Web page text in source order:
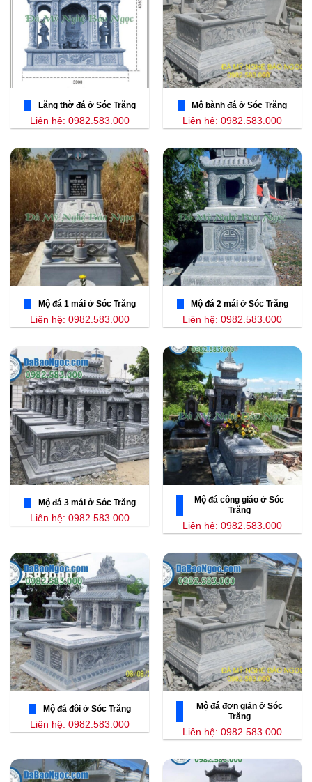
Lăng thờ đá ở Sóc Trăng
Liên hệ: 0982.583.000
Mộ bành đá ở Sóc Trăng
Liên hệ: 0982.583.000
Mộ đá 1 mái ở Sóc Trăng
Liên hệ: 0982.583.000
Mộ đá 2 mái ở Sóc Trăng
Liên hệ: 0982.583.000
Mộ đá 3 mái ở Sóc Trăng
Liên hệ: 0982.583.000
Mộ đá công giáo ở Sóc
Trăng
Liên hệ: 0982.583.000
Mộ đá đôi ở Sóc Trăng
Liên hệ: 0982.583.000
Mộ đá đơn giản ở Sóc
Trăng
Liên hệ: 0982.583.000